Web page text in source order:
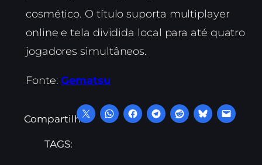
cosmético. O título suporta multiplayer
online e tela dividida local para até quatro
jogadores simultâneos.
Fonte:Gematsu
Compartilhe:
TAGS: